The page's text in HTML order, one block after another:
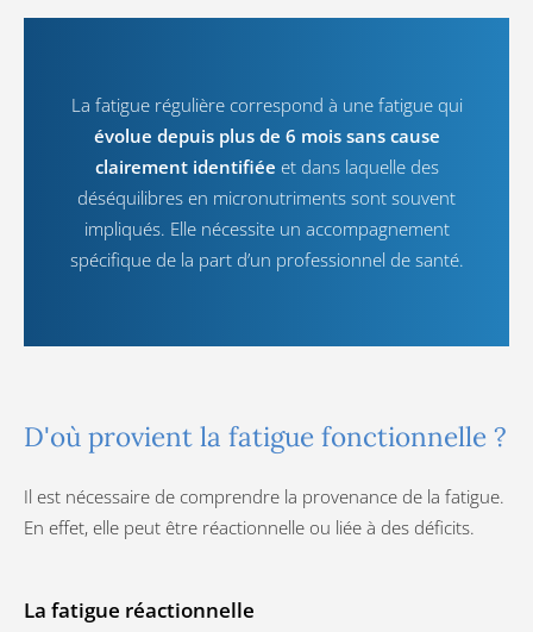
La fatigue régulière correspond à une fatigue qui
évolue depuis plus de 6 mois sans cause
clairement identifiée et dans laquelle des
déséquilibres en micronutriments sont souvent
impliqués. Elle nécessite un accompagnement
spécifique de la part d’un professionnel de santé.
D'où provient la fatigue fonctionnelle ?
Il est nécessaire de comprendre la provenance de la fatigue.
En effet, elle peut être réactionnelle ou liée à des déficits.
La fatigue réactionnelle